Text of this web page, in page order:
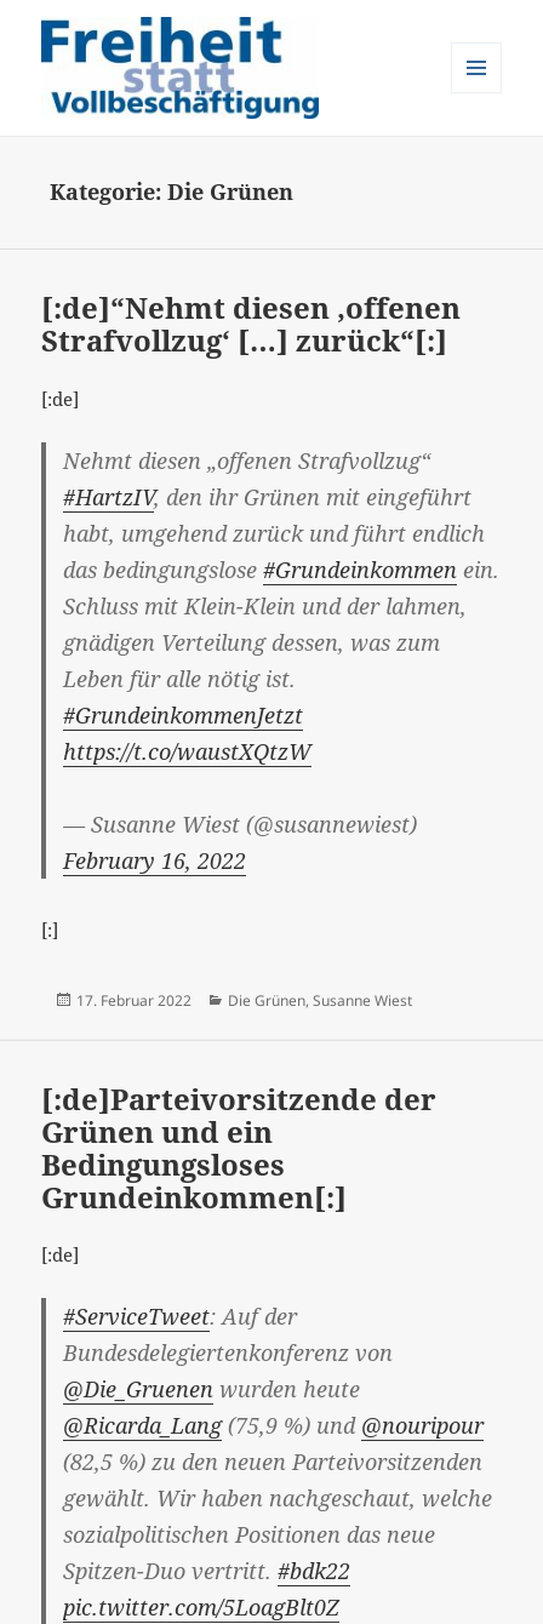
Kategorie:Die Grünen
[:de]“Nehmt diesen ‚offenen
Strafvollzug‘ […] zurück“[:]
[:de]
Nehmt diesen „offenen Strafvollzug“
#HartzIV, den ihr Grünen mit eingeführt
habt, umgehend zurück und führt endlich
das bedingungslose#Grundeinkommen ein.
Schluss mit Klein-Klein und der lahmen,
gnädigen Verteilung dessen, was zum
Leben für alle nötig ist.
#GrundeinkommenJetzt
https://t.co/waustXQtzW
— Susanne Wiest (@susannewiest)
February 16, 2022
[:]
Veröffentlicht
17. Februar 2022 Kategorien
Die Grünen, Susanne Wiest
[:de]Parteivorsitzende der
Grünen und ein
Bedingungsloses
Grundeinkommen[:]
[:de]
#ServiceTweet: Auf der
Bundesdelegiertenkonferenz von
@Die_Gruenen wurden heute
@Ricarda_Lang(75,9 %) und @nouripour
(82,5 %) zu den neuen Parteivorsitzenden
gewählt. Wir haben nachgeschaut, welche
sozialpolitischen Positionen das neue
Spitzen-Duo vertritt.#bdk22
pic.twitter.com/5LoagBlt0Z